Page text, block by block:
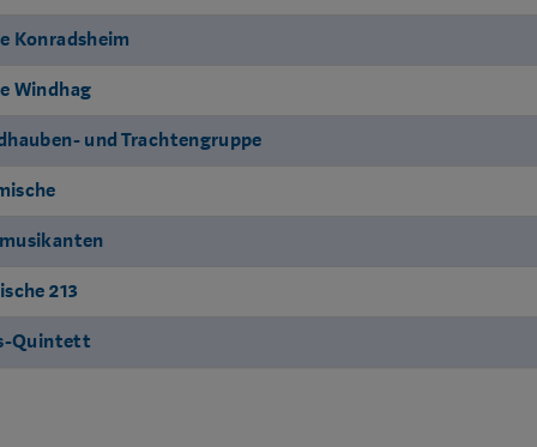
Konradsheim
Windhag
und Trachtengruppe
213
Quintett